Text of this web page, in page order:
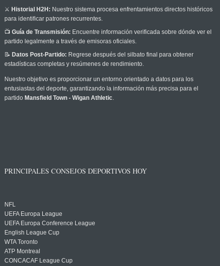
⚔️ Historial H2H: Nuestro sistema procesa enfrentamientos directos históricos
para identificar patrones recurrentes.
📺 Guía de Transmisión: Encuentre información verificada sobre dónde ver el
partido legalmente a través de emisoras oficiales.
📝 Datos Post-Partido: Regrese después del silbato final para obtener
estadísticas completas y resúmenes de rendimiento.
Nuestro objetivo es proporcionar un entorno orientado a datos para los
entusiastas del deporte, garantizando la información más precisa para el
partido Mansfield Town - Wigan Athletic.
PRINCIPALES CONSEJOS DEPORTIVOS HOY
NFL
UEFA Europa League
UEFA Europa Conference League
English League Cup
WTA Toronto
ATP Montreal
CONCACAF League Cup